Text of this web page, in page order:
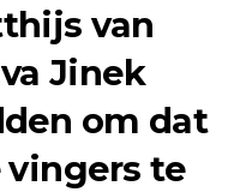
van
Jinek
om dat
vingers te